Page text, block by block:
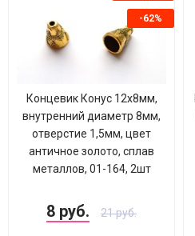
-62%
Концевик Конус 12х8мм,
внутренний диаметр 8мм,
отверстие 1,5мм, цвет
античное золото, сплав
металлов, 01-164, 2шт
8 руб. 21 руб.